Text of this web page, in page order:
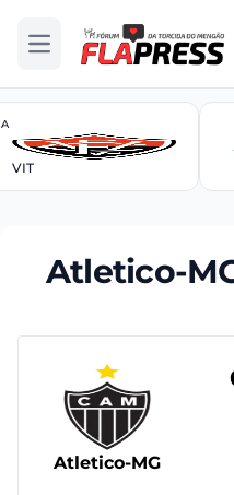
Abrir menu
VIT
Atletico-
Atletico-MG